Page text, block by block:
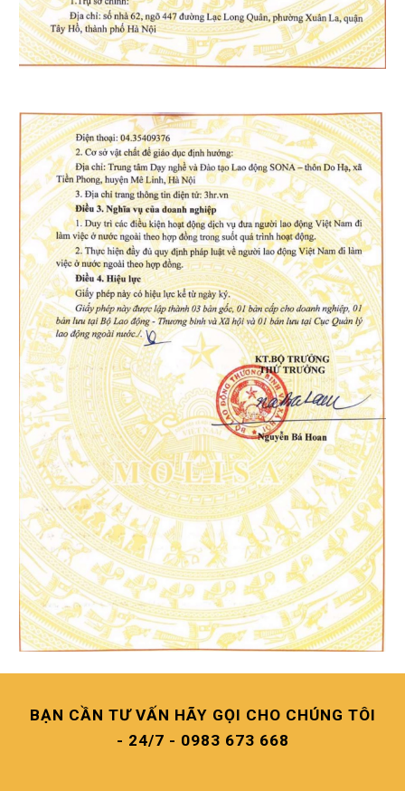
BẠN CẦN TƯ VẤN HÃY GỌI CHO CHÚNG TÔI
- 24/7 - 0983 673 668